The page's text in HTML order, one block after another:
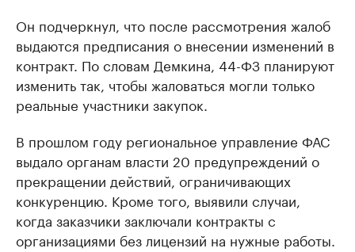
Он подчеркнул, что после рассмотрения жалоб
выдаются предписания о внесении изменений в
контракт. По словам Демкина, 44-ФЗ планируют
изменить так, чтобы жаловаться могли только
реальные участники закупок.
В прошлом году региональное управление ФАС
выдало органам власти 20 предупреждений о
прекращении действий, ограничивающих
конкуренцию. Кроме того, выявили случаи,
когда заказчики заключали контракты с
организациями без лицензий на нужные работы.